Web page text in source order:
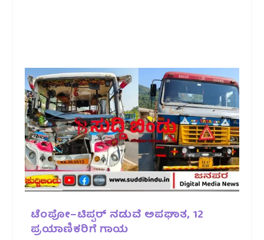
ಟೆಂಪೋ–ಟಿಪ್ಪರ್ ನಡುವೆ ಅಪಘಾತ, 12
ಪ್ರಯಾಣಿಕರಿಗೆ ಗಾಯ